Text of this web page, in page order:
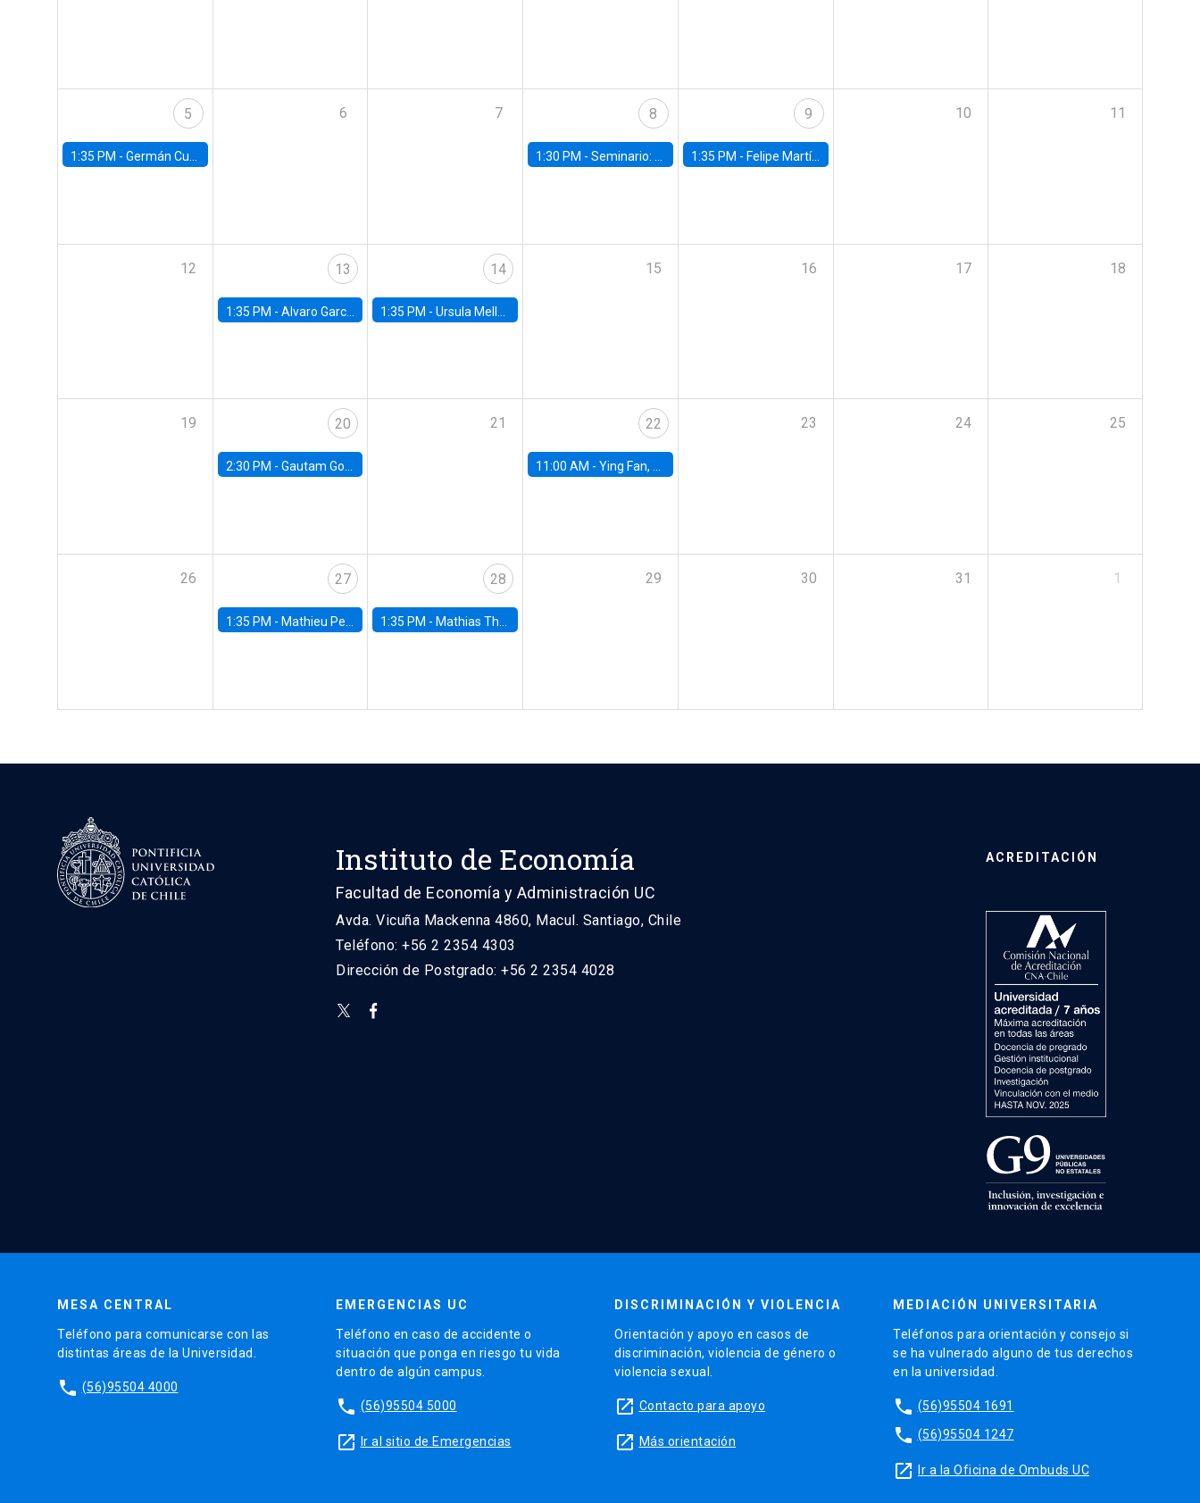
5
1:35 PM - Germán Cubas, University of Houston
6 7 8
1:30 PM -Seminario: “Recuperando la humanidad para progresar en la era de la IA»
9
1:35 PM - Felipe Martínez, alumno Doctorado en Economía UC
10 11
12 13
1:35 PM - Alvaro Garcia-Marin, Universidad de Los Andes
14
1:35 PM -Ursula Mello, Insper - Institute of Education and Research
15 16 17 18
19 20
2:30 PM - Gautam Gowrisankaran, Columbia University
21 22
11:00 AM -Ying Fan, University of Michigan
23 24 25
26 27
1:35 PM - Mathieu Pedemonte, IDB
28
1:35 PM - Mathias Thoenig, University of Lausanne
29 30 31 1
Instituto de Economía
Facultad de Economía y Administración UC
Avda. Vicuña Mackenna 4860, Macul. Santiago, Chile
Teléfono: +56 2 2354 4303
Dirección de Postgrado: +56 2 2354 4028
ACREDITACIÓN
MESA CENTRAL
Teléfono para comunicarse con las
distintas áreas de la Universidad.
phone (56)95504 4000
EMERGENCIAS UC
Teléfono en caso de accidente o
situación que ponga en riesgo tu vida
dentro de algún campus.
phone (56)95504 5000
launch Ir al sitio de Emergencias
DISCRIMINACIÓN Y VIOLENCIA
Orientación y apoyo en casos de
discriminación, violencia de género o
violencia sexual.
launch Contacto para apoyo
launch Más orientación
MEDIACIÓN UNIVERSITARIA
Teléfonos para orientación y consejo si
se ha vulnerado alguno de tus derechos
en la universidad.
phone (56)95504 1691
phone (56)95504 1247
launch Ir a la Oficina de Ombuds UC